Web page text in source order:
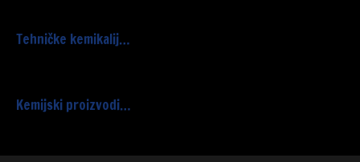
Tehničke kemikalij…
Kemijski proizvodi…